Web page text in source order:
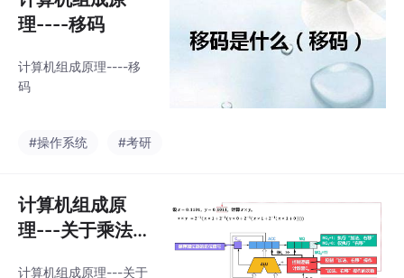
理----移码
计算机组成原理----移
码
#操作系统 #考研
计算机组成原
理---关于乘法电
计算机组成原理---关于